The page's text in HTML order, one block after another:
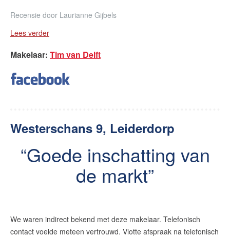
Recensie door Laurianne Gijbels
Lees verder
Makelaar: Tim van Delft
Westerschans 9, Leiderdorp
Goede inschatting van
de markt
We waren indirect bekend met deze makelaar. Telefonisch
contact voelde meteen vertrouwd. Vlotte afspraak na telefonisch